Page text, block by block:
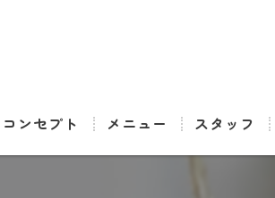
コンセプト メニュー スタッフ